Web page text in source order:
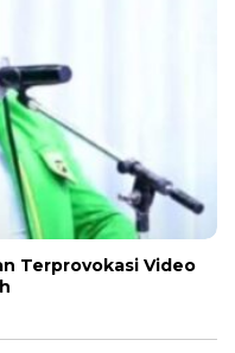
Terprovokasi Video